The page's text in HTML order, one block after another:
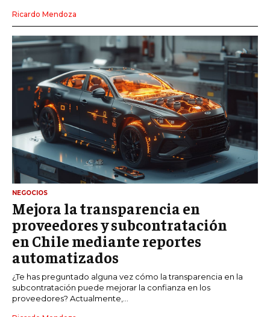
Ricardo Mendoza
NEGOCIOS
Mejora la transparencia en
proveedores y subcontratación
en Chile mediante reportes
automatizados
¿Te has preguntado alguna vez cómo la transparencia en la
subcontratación puede mejorar la confianza en los
proveedores? Actualmente,...